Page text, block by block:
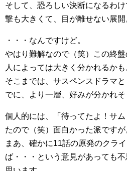
そして、恐ろしい決断になるわ
撃も大きくて、目が離せない展開
・・・なんですけど。
やはり難解なので（笑）この終
人によっては大きく分かれるかも
そこまでは、サスペンスドラマ
でに、より一層、好みが分かれそ
個人的には、「待ってたよ！サ
たので（笑）面白かった派ですが
まあ、確かに11話の原発のクラ
ば・・・という意見があっても